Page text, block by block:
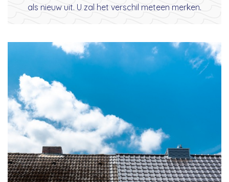
als nieuw uit. U zal het verschil meteen merken.